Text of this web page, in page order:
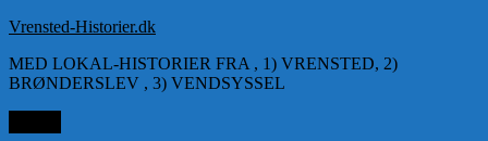
Videre
indhold
Vrensted-Historier.dk
MED LOKAL-HISTORIER FRA , 1) VRENSTED, 2)
BRØNDERSLEV , 3) VENDSYSSEL